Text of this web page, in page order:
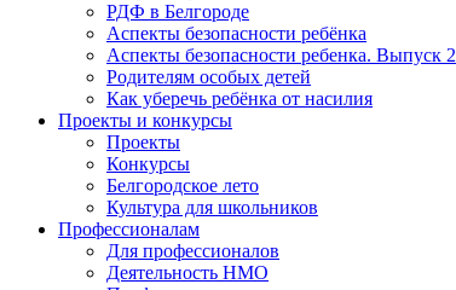
РДФ в Белгороде
Аспекты безопасности ребёнка
Аспекты безопасности ребенка. Выпуск 2
Родителям особых детей
Как уберечь ребёнка от насилия
Проекты и конкурсы
Проекты
Конкурсы
Белгородское лето
Культура для школьников
Профессионалам
Для профессионалов
Деятельность НМО